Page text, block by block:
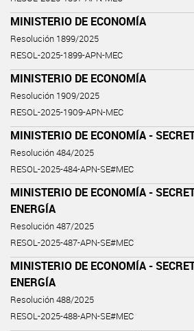
MINISTERIO DE ECONOMÍA
Resolución 1899/2025
RESOL-2025-1899-APN-MEC
MINISTERIO DE ECONOMÍA
Resolución 1909/2025
RESOL-2025-1909-APN-MEC
MINISTERIO DE ECONOMÍA -
Resolución 484/2025
RESOL-2025-484-APN-SE#MEC
MINISTERIO DE ECONOMÍA -
ENERGÍA
Resolución 487/2025
RESOL-2025-487-APN-SE#MEC
MINISTERIO DE ECONOMÍA -
ENERGÍA
Resolución 488/2025
RESOL-2025-488-APN-SE#MEC